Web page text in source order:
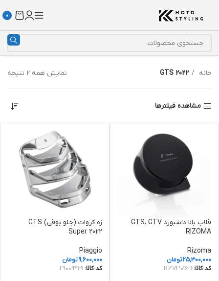
0
خانه GTS 2022 نمایش همه 2 نتیجه
مشاهده فیلترها
قلاب بالا داشبورد GTS، GTV
RIZOMA
Rizoma
25,300,000تومان
کد کالا: RZVP016B
زه کروات (جلو بوقی) GTS
Super 2022
Piaggio
9,600,000تومان
کد کالا: PI009431